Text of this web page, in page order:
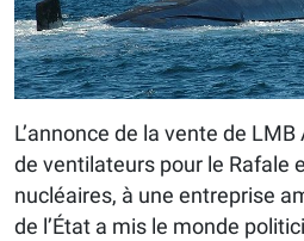
L’annonce de la vente de
de ventilateurs pour le Rafale
nucléaires, à une entreprise
de l’État a mis le monde